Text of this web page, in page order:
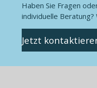
Haben Sie Fragen
individuelle Beratung?
Jetzt